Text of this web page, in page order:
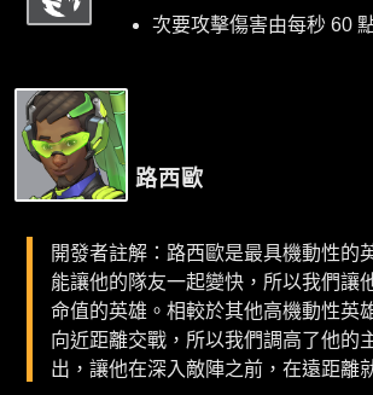
次要攻擊傷害由每秒 60
路西歐
開發者註解：路西歐是最具機動性的
能讓他的隊友一起變快，所以我們讓
命值的英雄。相較於其他高機動性英
向近距離交戰，所以我們調高了他的
出，讓他在深入敵陣之前，在遠距離